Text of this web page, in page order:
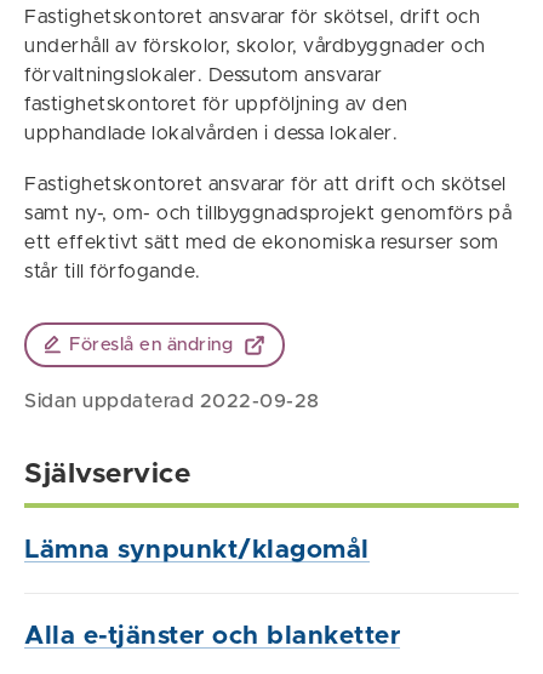
Fastighetskontoret ansvarar för skötsel, drift och
underhåll av förskolor, skolor, vårdbyggnader och
förvaltningslokaler. Dessutom ansvarar
fastighetskontoret för uppföljning av den
upphandlade lokalvården i dessa lokaler.
Fastighetskontoret ansvarar för att drift och skötsel
samt ny-, om- och tillbyggnadsprojekt genomförs på
ett effektivt sätt med de ekonomiska resurser som
står till förfogande.
Föreslå en ändring
Sidan uppdaterad 2022-09-28
Självservice
Lämna synpunkt/klagomål
Alla e-tjänster och blanketter